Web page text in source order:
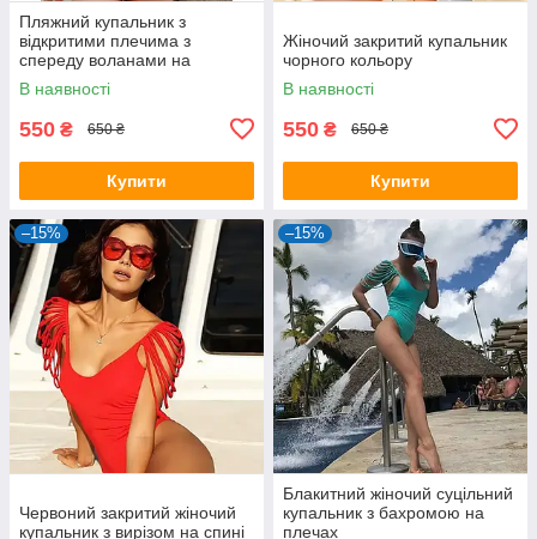
Пляжний купальник з
відкритими плечима з
спереду воланами на
шнурівці
В наявності
550 ₴ 650 ₴
Купити
Жіночий закритий купальник
чорного кольору
В наявності
550 ₴ 650 ₴
Купити
–15%
Червоний закритий жіночий
купальник з вирізом на спині
–15%
Блакитний жіночий суцільний
купальник з бахромою на
плечах